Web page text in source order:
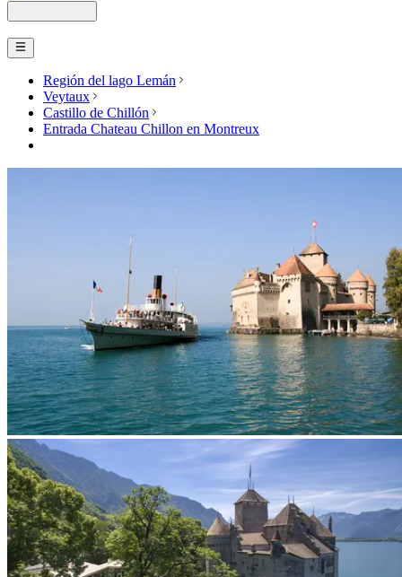
Región del lago Lemán
Veytaux
Castillo de Chillón
Entrada Chateau Chillon en Montreux